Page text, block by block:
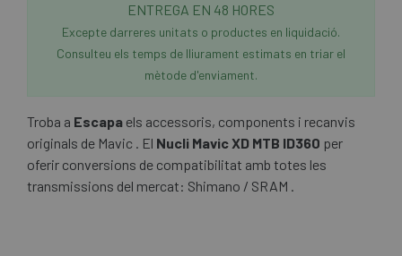
ENTREGA EN 48 HORES
Excepte darreres unitats o productes en liquidació.
Consulteu els temps de lliurament estimats en triar el
mètode d'enviament.
Troba a Escapa els accessoris, components i recanvis
originals de Mavic . El Nucli Mavic XD MTB ID360 per
oferir conversions de compatibilitat amb totes les
transmissions del mercat: Shimano / SRAM .